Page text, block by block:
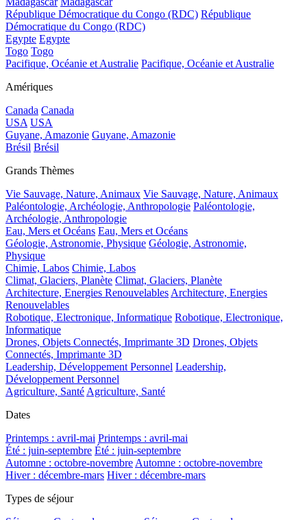
République Démocratique du Congo (RDC) République
Démocratique du Congo (RDC)
Egypte Egypte
Togo Togo
Pacifique, Océanie et Australie Pacifique, Océanie et Australie
Amériques
Canada Canada
USA USA
Guyane, Amazonie Guyane, Amazonie
Brésil Brésil
Grands Thèmes
Vie Sauvage, Nature, Animaux Vie Sauvage, Nature, Animaux
Paléontologie, Archéologie, Anthropologie Paléontologie,
Archéologie, Anthropologie
Eau, Mers et Océans Eau, Mers et Océans
Géologie, Astronomie, Physique Géologie, Astronomie,
Physique
Chimie, Labos Chimie, Labos
Climat, Glaciers, Planète Climat, Glaciers, Planète
Architecture, Energies Renouvelables Architecture, Energies
Renouvelables
Robotique, Electronique, Informatique Robotique, Electronique,
Informatique
Drones, Objets Connectés, Imprimante 3D Drones, Objets
Connectés, Imprimante 3D
Leadership, Développement Personnel Leadership,
Développement Personnel
Agriculture, Santé Agriculture, Santé
Dates
Printemps : avril-mai Printemps : avril-mai
Été : juin-septembre Été : juin-septembre
Automne : octobre-novembre Automne : octobre-novembre
Hiver : décembre-mars Hiver : décembre-mars
Types de séjour